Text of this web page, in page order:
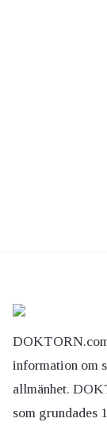
information om
allmänhet.
som grundades